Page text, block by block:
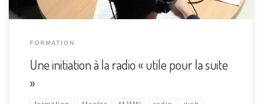
FORMATION
Une initiation à la radio « utile pour la suite
»